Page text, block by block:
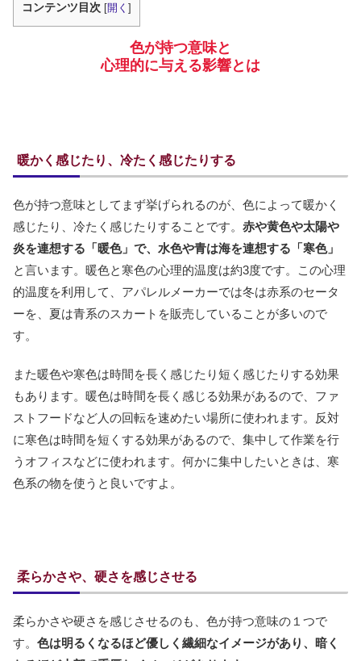
コンテンツ目次 [開く ]
色が持つ意味と
心理的に与える影響とは
暖かく感じたり、冷たく感じたりする
色が持つ意味としてまず挙げられるのが、色によって暖かく
感じたり、冷たく感じたりすることです。 赤や黄色や太陽や
炎を連想する「暖色」で、水色や青は海を連想する「寒色」
と言います。暖色と寒色の心理的温度は約3度です。この心理
的温度を利用して、アパレルメーカーでは冬は赤系のセータ
ーを、夏は青系のスカートを販売していることが多いので
す。
また暖色や寒色は時間を長く感じたり短く感じたりする効果
もあります。暖色は時間を長く感じる効果があるので、ファ
ストフードなど人の回転を速めたい場所に使われます。反対
に寒色は時間を短くする効果があるので、集中して作業を行
うオフィスなどに使われます。何かに集中したいときは、寒
色系の物を使うと良いですよ。
柔らかさや、硬さを感じさせる
柔らかさや硬さを感じさせるのも、色が持つ意味の１つで
す。 色は明るくなるほど優しく繊細なイメージがあり、暗く